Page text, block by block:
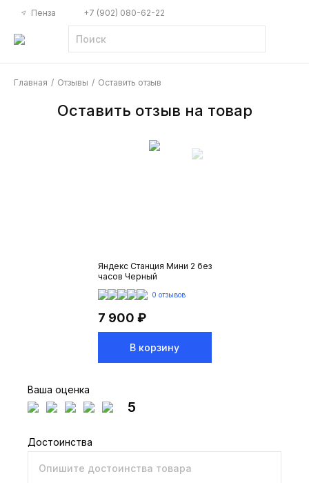
Пенза +7 (902) 080-62-22
Главная / Отзывы / Оставить отзыв
Оставить отзыв на товар
Яндекс Станция Мини 2 без
часов Черный
0 отзывов
7 900 ₽
В корзину
Ваша оценка
5
Достоинства